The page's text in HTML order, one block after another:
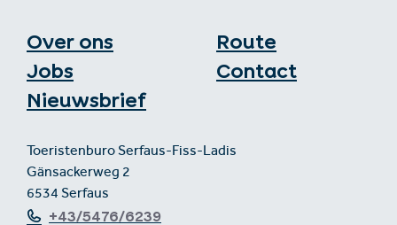
Over ons
Jobs
Nieuwsbrief
Route
Contact
Toeristenburo Serfaus-Fiss-Ladis
Gänsackerweg 2
6534 Serfaus
+43/5476/6239